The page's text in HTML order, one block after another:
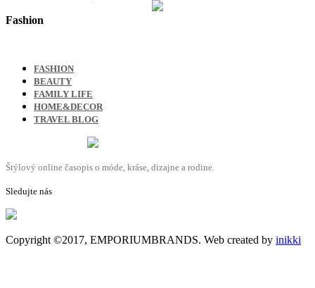
Fashion
FASHION
BEAUTY
FAMILY LIFE
HOME&DECOR
TRAVEL BLOG
Štýlový online časopis o móde, kráse, dizajne a rodine.
Sledujte nás
Copyright ©2017, EMPORIUMBRANDS. Web created by inikki